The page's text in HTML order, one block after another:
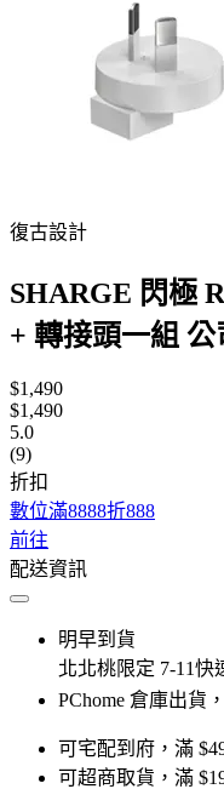
復古設計
SHARGE 閃極
+ 轉接頭一組 公
$1,490
$1,490
5.0
(9)
折扣
數位滿8888折888
前往
配送資訊
明早到貨
北北桃限定 7-11快
PChome 倉庫出貨
可宅配到府，滿
可超商取貨，滿